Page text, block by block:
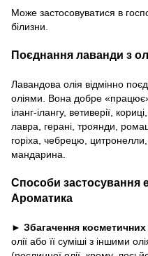
Може застосовуватися в
білизни.
Поєднання лаванди з
Лавандова олія відмінно
оліями. Вона добре
іланг-ілангу, ветиверії,
лавра, герані, троянди,
горіха, чебрецю,
мандарина.
Способи застосування
Ароматика
► Збагачення косметичних
олії або її суміші з іншими